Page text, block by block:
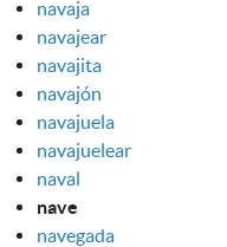
navaja
navajear
navajita
navajón
navajuela
navajuelear
naval
nave
navegada